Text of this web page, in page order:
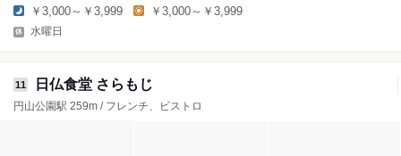
￥3,000～￥3,999 ￥3,000～￥3,999
水曜日
11 日仏食堂 さらもじ
円山公園駅 259m / フレンチ、ビストロ